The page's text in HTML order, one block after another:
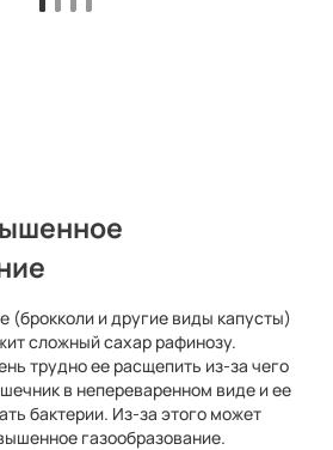
(брокколи и другие виды капусты)
сложный сахар рафинозу.
трудно ее расщепить из-за чего
в непереваренном виде и ее
бактерии. Из-за этого может
газообразование.